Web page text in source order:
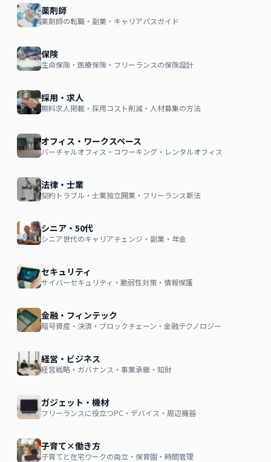
薬剤師
薬剤師の転職・副業・キャリアパスガイド
保険
生命保険・医療保険・フリーランスの保険設計
採用・求人
無料求人掲載・採用コスト削減・人材募集の方法
オフィス・ワークスペース
バーチャルオフィス・コワーキング・レンタルオフィス
法律・士業
契約トラブル・士業独立開業・フリーランス新法
シニア・50代
シニア世代のキャリアチェンジ・副業・年金
セキュリティ
サイバーセキュリティ・脆弱性対策・情報保護
金融・フィンテック
暗号資産・決済・ブロックチェーン・金融テクノロジー
経営・ビジネス
経営戦略・ガバナンス・事業承継・知財
ガジェット・機材
フリーランスに役立つPC・デバイス・周辺機器
子育て×働き方
子育てと在宅ワークの両立・保育園・時間管理